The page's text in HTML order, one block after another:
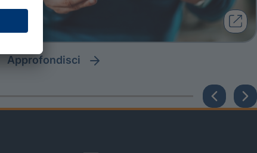
approfondisci